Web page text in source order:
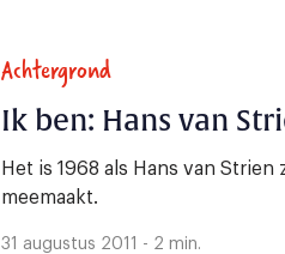
Achtergrond
Ik ben: Hans van
Het is 1968 als Hans van
meemaakt.
31 augustus 2011 - 2 min.